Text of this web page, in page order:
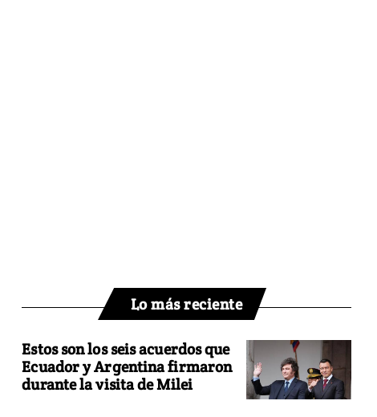
Lo más reciente
Estos son los seis acuerdos que
Ecuador y Argentina firmaron
durante la visita de Milei